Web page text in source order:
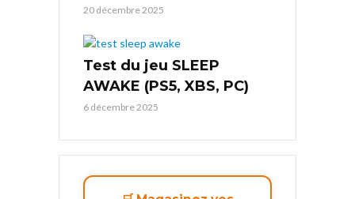
20 décembre 2025
Test du jeu SLEEP
AWAKE (PS5, XBS, PC)
6 décembre 2025